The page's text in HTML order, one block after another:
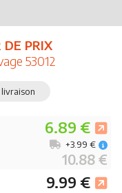
DE PRIX
53012
livraison
6.89 €
10.88 €
+3.99 €
9.99 €